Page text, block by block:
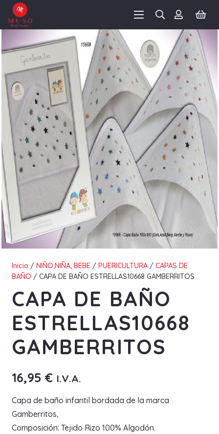
Inicio / NIÑO,NIÑA, BEBE / PUERICULTURA / CAPAS DE
BAÑO / CAPA DE BAÑO ESTRELLAS10668 GAMBERRITOS
CAPA DE BAÑO
ESTRELLAS10668
GAMBERRITOS
16,95 € I.V.A.
Capa de baño infantil bordada de la marca
Gamberritos,
Composición: Tejido Rizo 100% Algodón.